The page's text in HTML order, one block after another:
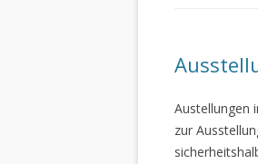
Austellungen
zur